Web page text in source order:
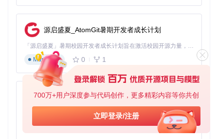
700万+用户深度参与代码创作，更多精彩内容等你共创
立即登录/注册
server-tool
源启盛夏_AtomGit暑期开发者成长计划
「源启盛夏」暑期校园开发者成长计划旨在激活校园开源力量，通过积分激励、认证扶持、资源倾斜等形式，引导高校组织和开发者完成「入驻 — 建项目 — 做贡献 — 获认证 — 得资源」的完整闭环。无论你是想带领社团入驻平台的组织者，还是希望用代码贡献证明自己的开发者，都能在这里找到属于你的成长路径。
Markdown
0 1
py-xiaozhi
基于Python的Xiaozhi AI，适用于想要完整Xiaozhi体验而无需拥有专用硬件的用户。
Python
0 1